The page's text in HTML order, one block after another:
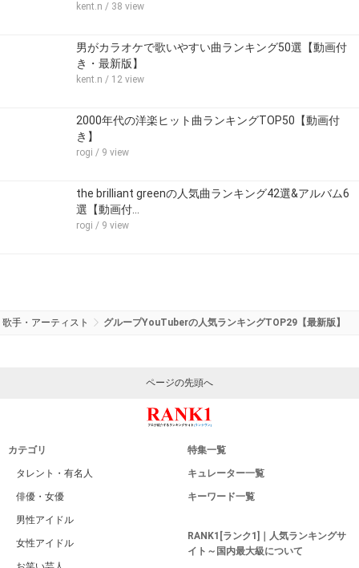
kent.n / 38 view
男がカラオケで歌いやすい曲ランキング50選【動画付
き・最新版】
kent.n / 12 view
2000年代の洋楽ヒット曲ランキングTOP50【動画付
き】
rogi / 9 view
the brilliant greenの人気曲ランキング42選&アルバム6
選【動画付…
rogi / 9 view
歌手・アーティスト グループYouTuberの人気ランキングTOP29【最新版】
ページの先頭へ
カテゴリ
タレント・有名人
俳優・女優
男性アイドル
女性アイドル
特集一覧
キュレーター一覧
キーワード一覧
RANK1[ランク1]｜人気ランキングサ
イト～国内最大級について